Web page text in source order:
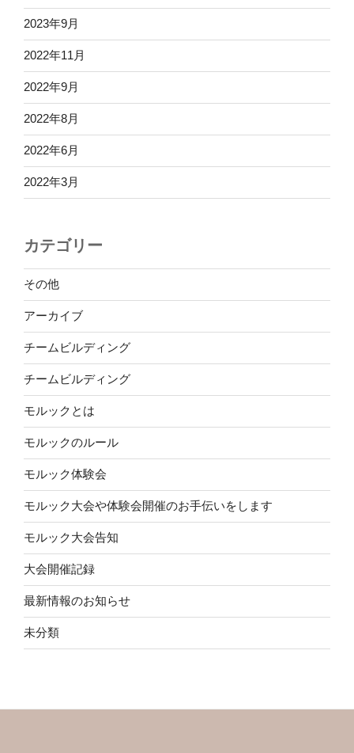
2023年9月
2022年11月
2022年9月
2022年8月
2022年6月
2022年3月
カテゴリー
その他
アーカイブ
チームビルディング
チームビルディング
モルックとは
モルックのルール
モルック体験会
モルック大会や体験会開催のお手伝いをします
モルック大会告知
大会開催記録
最新情報のお知らせ
未分類